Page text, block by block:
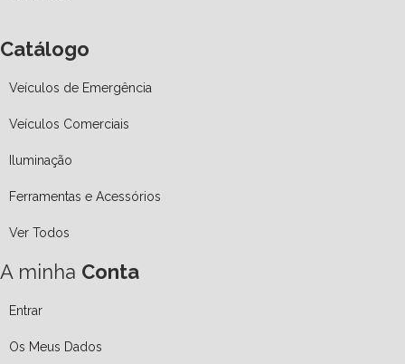
Catálogo
Veículos de Emergência
Veículos Comerciais
Iluminação
Ferramentas e Acessórios
Ver Todos
A minha Conta
Entrar
Os Meus Dados